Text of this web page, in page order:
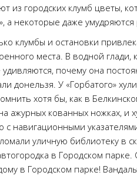
из городских клумб цветы,
а некоторые даже
клумбы и остановки
места. В водной
почему она
донельзя. У «Горбатого»
хотя бы, как в
ажурных кованных ножках, и
с навигационными
уличную библиотеку в
в Городском
в Городском парке!